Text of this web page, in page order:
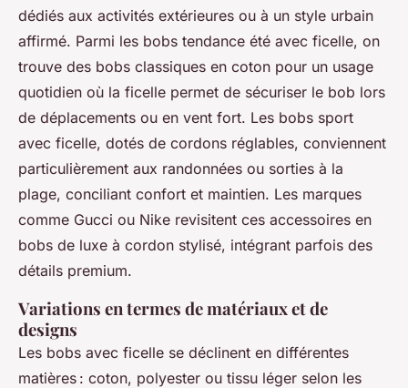
dédiés aux activités extérieures ou à un style urbain
affirmé. Parmi les bobs tendance été avec ficelle, on
trouve des bobs classiques en coton pour un usage
quotidien où la ficelle permet de sécuriser le bob lors
de déplacements ou en vent fort. Les bobs sport
avec ficelle, dotés de cordons réglables, conviennent
particulièrement aux randonnées ou sorties à la
plage, conciliant confort et maintien. Les marques
comme Gucci ou Nike revisitent ces accessoires en
bobs de luxe à cordon stylisé, intégrant parfois des
détails premium.
Variations en termes de matériaux et de
designs
Les bobs avec ficelle se déclinent en différentes
matières : coton, polyester ou tissu léger selon les